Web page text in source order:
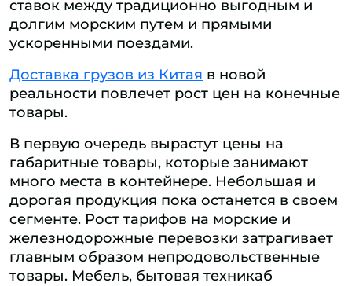
ставок между традиционно выгодным и
долгим морским путем и прямыми
ускоренными поездами.
Доставка грузов из Китая в новой
реальности повлечет рост цен на конечные
товары.
В первую очередь вырастут цены на
габаритные товары, которые занимают
много места в контейнере. Небольшая и
дорогая продукция пока останется в своем
сегменте. Рост тарифов на морские и
железнодорожные перевозки затрагивает
главным образом непродовольственные
товары. Мебель, бытовая техникаб